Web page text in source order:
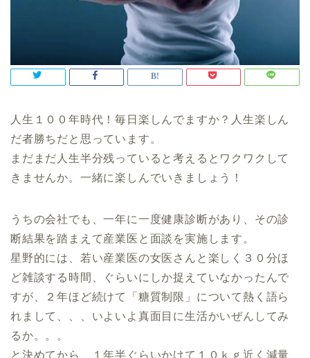
人生１００年時代！毎日楽しんでますか？人生楽しん
だ者勝ちだと思っています。
まだまだ人生半分残っていると考えるとワクワクして
きませんか。一緒に楽しんでいきましょう！
うちの会社でも、一年に一度健康診断があり、その診
断結果を踏まえて産業医と面談を実施します。
星野的には、若い産業医の女医さんと楽しく３０分ほ
ど雑談する時間、ぐらいにしか捉えていなかったんで
すが、２年ほど続けて「糖質制限」について熱く語ら
れまして、、、いよいよ真面目に生活かいぜんしてみ
るか。。。
と決めてから、１年半ぐらいかけて１０ｋｇ近く減量